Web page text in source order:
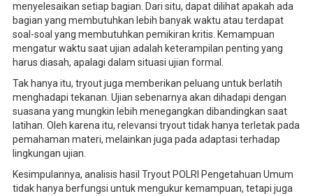
menyelesaikan setiap bagian. Dari situ, dapat dilihat apakah ada
bagian yang membutuhkan lebih banyak waktu atau terdapat
soal-soal yang membutuhkan pemikiran kritis. Kemampuan
mengatur waktu saat ujian adalah keterampilan penting yang
harus diasah, apalagi dalam situasi ujian formal.
Tak hanya itu, tryout juga memberikan peluang untuk berlatih
menghadapi tekanan. Ujian sebenarnya akan dihadapi dengan
suasana yang mungkin lebih menegangkan dibandingkan saat
latihan. Oleh karena itu, relevansi tryout tidak hanya terletak pada
pemahaman materi, melainkan juga pada adaptasi terhadap
lingkungan ujian.
Kesimpulannya, analisis hasil Tryout POLRI Pengetahuan Umum
tidak hanya berfungsi untuk mengukur kemampuan, tetapi juga